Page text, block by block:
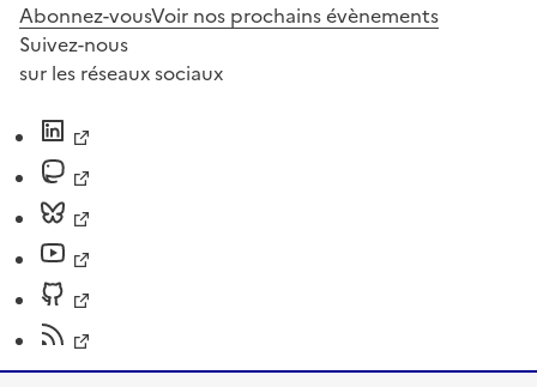
Abonnez-vousVoir nos prochains évènements
Suivez-nous
sur les réseaux sociaux